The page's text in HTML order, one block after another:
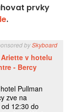
prvky
.